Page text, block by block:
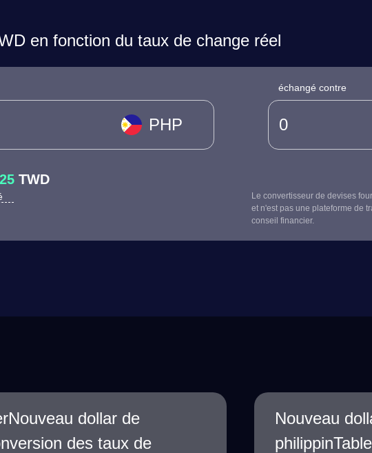
en fonction du taux de change réel
PHP
échangé contre
TWD
Le convertisseur de devises
et n'est pas une plateforme de
conseil financier.
dollar de
des taux de
Nouveau